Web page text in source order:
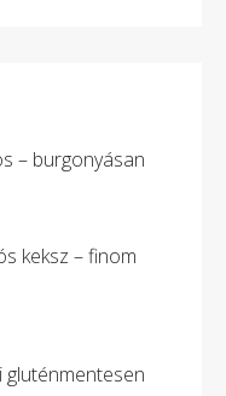
– burgonyásan
keksz – finom
gluténmentesen